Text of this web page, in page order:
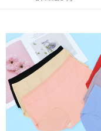
用戶於交易時，得透過本
買賣價金債權讓與本公司
2.基於同意付款使用「大哥
資料（包含姓名、電話或
由本公司與您本人進行分
3.完整用戶服務條款，請詳
購買商品的店家。未經商家
後付繳納相關費用。
※ 交易是否成功請以「
是否繳費成功／繳費後需
客戶支援中心」
https://
【注意事項】
１．透過由恩沛科技股份
易，需依本服務之必要範
付款後全家取貨
每筆NT$80，滿NT$499(
萊爾富取貨付款
每筆NT$80，滿
付款後萊爾富取貨